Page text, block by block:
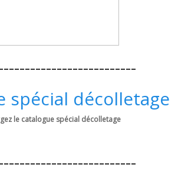
spécial décolletage
le catalogue spécial décolletage